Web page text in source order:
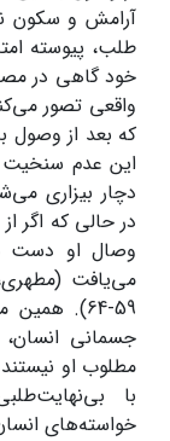
آرامش و سکون
طلب، پیوسته
خود گاهی در
واقعی تصور
که بعد از وصول
این عدم سنخیت
دچار بیزاری
در حالی که اگر
وصال او دست
59-64).
جسمانی
مطلوب او
با
خواسته‌های